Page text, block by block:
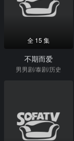
全 15 集
不期而爱
男男剧/泰剧/历史